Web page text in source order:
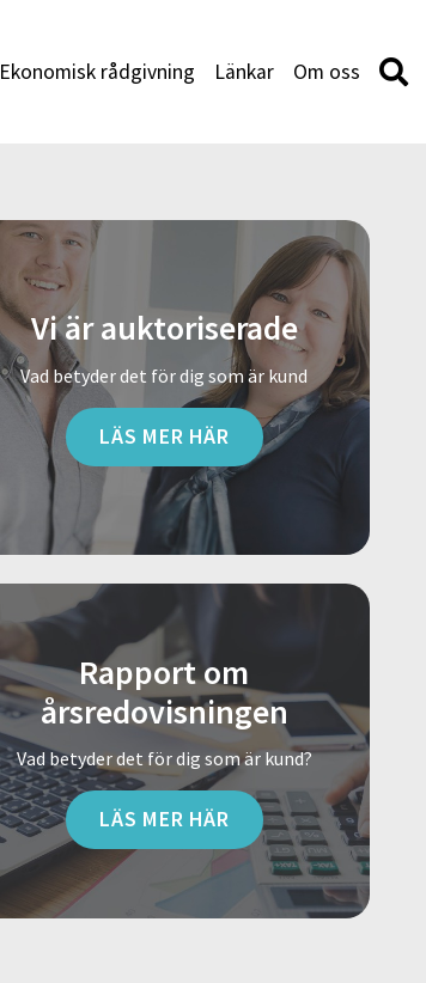
Ekonomisk rådgivning Länkar Om oss
Vi är auktoriserade
Vad betyder det för dig som är kund
LÄS MER HÄR
Rapport om
årsredovisningen
Vad betyder det för dig som är kund?
LÄS MER HÄR